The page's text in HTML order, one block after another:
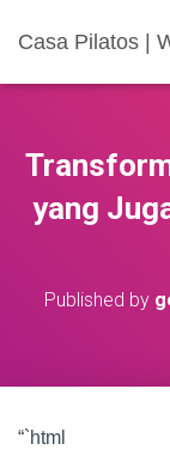
Casa Pilatos |
yang
Published by
“`html